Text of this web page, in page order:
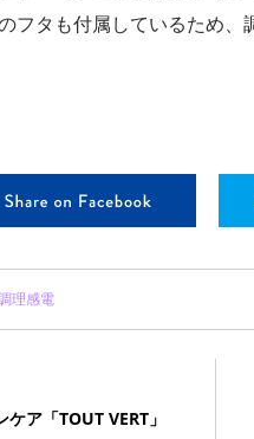
フタも付属しているため、
理感電
ア「TOUT VERT」